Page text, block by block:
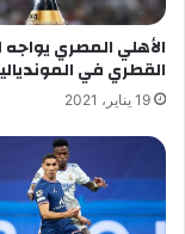
الأهلي المصري يواجه
القطري في
19 يناير، 2021